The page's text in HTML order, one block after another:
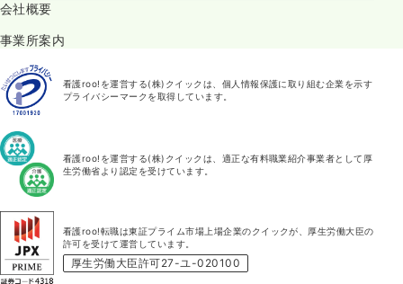
会社概要
事業所案内
看護roo!を運営する(株)クイックは、個人情報保護に取り組む企業を示す
プライバシーマークを取得しています。
看護roo!を運営する(株)クイックは、適正な有料職業紹介事業者として厚
生労働省より認定を受けています。
看護roo!転職は東証プライム市場上場企業のクイックが、厚生労働大臣の
許可を受けて運営しています。
厚生労働大臣許可27-ユ-020100